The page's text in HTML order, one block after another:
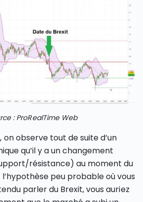
: ProRealTime Web
observe tout de suite d’un
qu’il y a un changement
résistance) au moment du
peu probable où vous
parler du Brexit, vous auriez